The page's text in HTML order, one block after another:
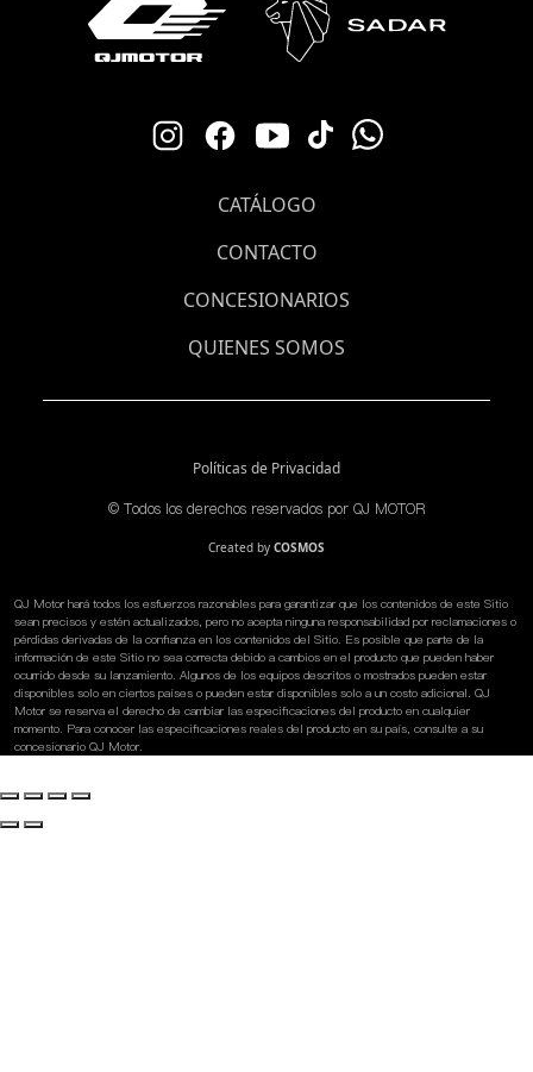
CATÁLOGO
CONTACTO
CONCESIONARIOS
QUIENES SOMOS
Políticas de Privacidad
©️ Todos los derechos reservados por QJ MOTOR
Created by COSMOS
QJ Motor hará todos los esfuerzos razonables para garantizar que los contenidos de este Sitio
sean precisos y estén actualizados, pero no acepta ninguna responsabilidad por reclamaciones o
pérdidas derivadas de la confianza en los contenidos del Sitio. Es posible que parte de la
información de este Sitio no sea correcta debido a cambios en el producto que pueden haber
ocurrido desde su lanzamiento. Algunos de los equipos descritos o mostrados pueden estar
disponibles solo en ciertos países o pueden estar disponibles solo a un costo adicional. QJ
Motor se reserva el derecho de cambiar las especificaciones del producto en cualquier
momento. Para conocer las especificaciones reales del producto en su país, consulte a su
concesionario QJ Motor.